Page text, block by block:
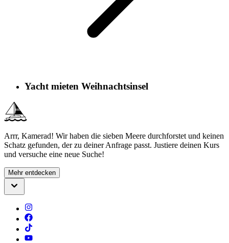
Yacht mieten Weihnachtsinsel
Arrr, Kamerad! Wir haben die sieben Meere durchforstet und keinen
Schatz gefunden, der zu deiner Anfrage passt. Justiere deinen Kurs
und versuche eine neue Suche!
Mehr entdecken